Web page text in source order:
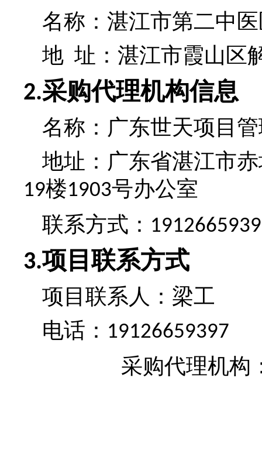
名称： 湛江市第二中
地 址：湛江市霞山区
2.采购代理机构信息
名称： 广东世天项目
地址： 广东省湛江市
19楼1903号办公室
联系方式：
3.项目联系方式
项目联系人： 梁工
电话： 19126659397
采购代理机构